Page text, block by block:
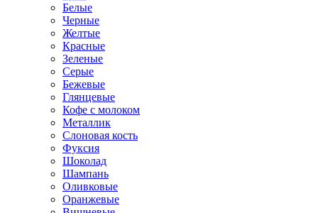
Белые
Черные
Желтые
Красные
Зеленые
Серые
Бежевые
Глянцевые
Кофе с молоком
Металлик
Слоновая кость
Фуксия
Шоколад
Шампань
Оливковые
Оранжевые